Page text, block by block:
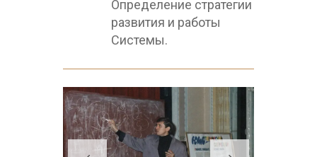
Определение стратегии
развития и работы
Системы.